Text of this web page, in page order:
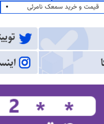
قیمت و خرید سمعک نامرئی